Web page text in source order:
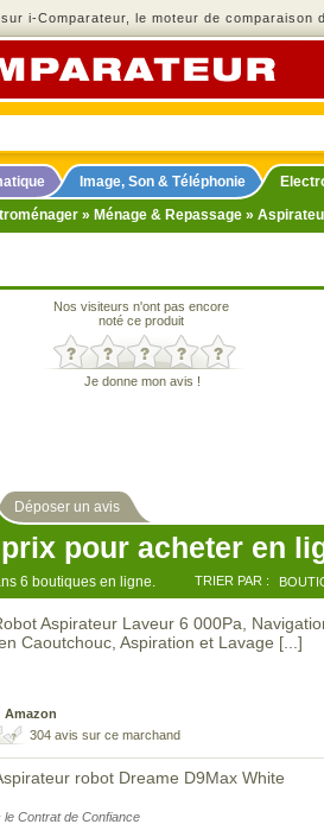
i-Comparateur, le moteur de comparaison
Image, Son & Téléphonie
» Ménage & Repassage »
Nos visiteurs n'ont pas encore
noté ce produit
Je donne mon avis !
Déposer un avis
pour acheter en
6 boutiques en ligne. TRIER PAR :
Aspirateur Laveur 6 000Pa,
Caoutchouc, Aspiration et Lavage [...]
Amazon
304 avis sur ce marchand
robot Dreame D9Max White
Contrat de Confiance